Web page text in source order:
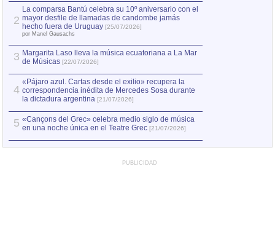
2
La comparsa Bantú celebra su 10º aniversario con el
mayor desfile de llamadas de candombe jamás
hecho fuera de Uruguay [25/07/2026]
por Manel Gausachs
3 Margarita Laso lleva la música ecuatoriana a La Mar
de Músicas [22/07/2026]
4
«Pájaro azul. Cartas desde el exilio» recupera la
correspondencia inédita de Mercedes Sosa durante
la dictadura argentina [21/07/2026]
5 «Cançons del Grec» celebra medio siglo de música
en una noche única en el Teatre Grec [21/07/2026]
PUBLICIDAD